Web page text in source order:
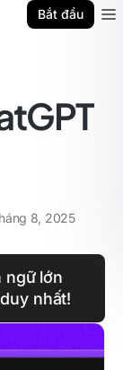
Bắt đầu
8, 2025
ngữ lớn
nhất!